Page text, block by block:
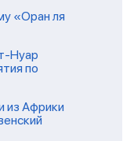
«Оран ля
Нуар
по
из Африки